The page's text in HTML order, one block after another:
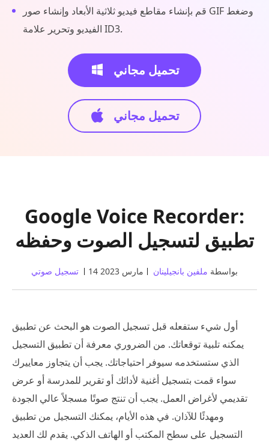
قم بإنشاء مقاطع فيديو ثلاثية الأبعاد وإنشاء صور GIF وضغط
الفيديو وتحرير علامة ID3.
تحميل مجاني
تحميل مجاني
Google Voice Recorder:
تطبيق لتسجيل الصوت وحفظه
بواسطة ملفين بانجيلينان 14 مارس 2023 تسجيل صوتي
أول شيء ستفعله قبل تسجيل الصوت هو البحث عن تطبيق
يمكنه تلبية توقعاتك. من الضروري معرفة أن تطبيق التسجيل
الذي ستستخدمه سيوفر احتياجاتك. يجب أن يتجاوز معاييرك
سواء قمت بتسجيل أغنية لأدائك أو تقرير للمدرسة أو عرض
تقديمي لأغراض العمل. يجب أن تنتج صوتًا مسجلاً عالي الجودة
ومهدئًا للآذان. في هذه الأيام، يمكنك التسجيل من تطبيق
التسجيل على سطح المكتب أو الهاتف الذكي. يقدم لك العديد